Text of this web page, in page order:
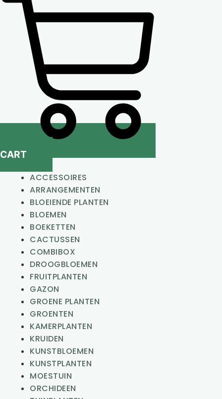
CART
ACCESSOIRES
ARRANGEMENTEN
BLOEIENDE PLANTEN
BLOEMEN
BOEKETTEN
CACTUSSEN
COMBIBOX
DROOGBLOEMEN
FRUITPLANTEN
GAZON
GROENE PLANTEN
GROENTEN
KAMERPLANTEN
KRUIDEN
KUNSTBLOEMEN
KUNSTPLANTEN
MOESTUIN
ORCHIDEEN